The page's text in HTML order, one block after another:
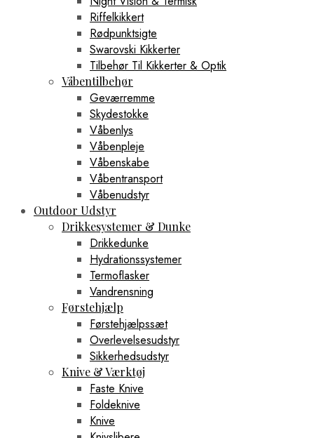
Riffelkikkert
Rødpunktsigte
Swarovski Kikkerter
Tilbehør Til Kikkerter & Optik
Våbentilbehør
Geværremme
Skydestokke
Våbenlys
Våbenpleje
Våbenskabe
Våbentransport
Våbenudstyr
Outdoor Udstyr
Drikkesystemer & Dunke
Drikkedunke
Hydrationssystemer
Termoflasker
Vandrensning
Førstehjælp
Førstehjælpssæt
Overlevelsesudstyr
Sikkerhedsudstyr
Knive & Værktøj
Faste Knive
Foldeknive
Knive